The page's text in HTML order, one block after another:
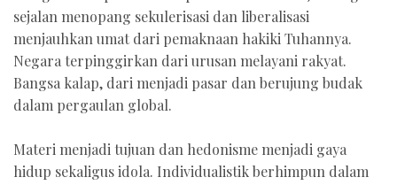
sejalan menopang sekulerisasi dan liberalisasi
menjauhkan umat dari pemaknaan hakiki Tuhannya.
Negara terpinggirkan dari urusan melayani rakyat.
Bangsa kalap, dari menjadi pasar dan berujung budak
dalam pergaulan global.
Materi menjadi tujuan dan hedonisme menjadi gaya
hidup sekaligus idola. Individualistik berhimpun dalam